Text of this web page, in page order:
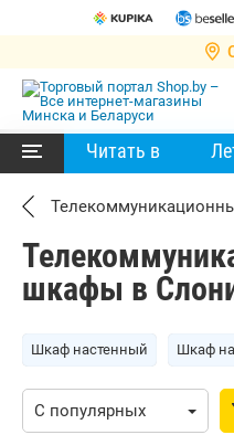
Читать в
шкафы в
Шкаф настенный Шкаф